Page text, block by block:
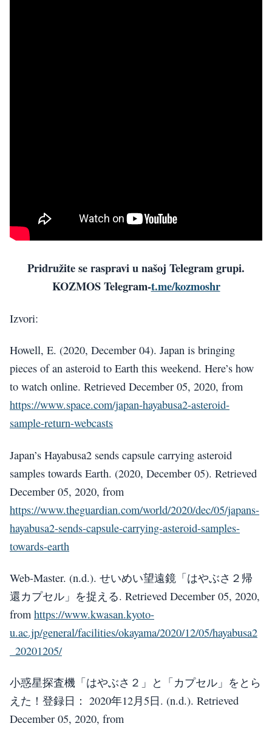
Pridružite se raspravi u našoj Telegram grupi.
KOZMOS Telegram-t.me/kozmoshr
Izvori:
Howell, E. (2020, December 04). Japan is bringing
pieces of an asteroid to Earth this weekend. Here’s how
to watch online. Retrieved December 05, 2020, from
https://www.space.com/japan-hayabusa2-asteroid-
sample-return-webcasts
Japan’s Hayabusa2 sends capsule carrying asteroid
samples towards Earth. (2020, December 05). Retrieved
December 05, 2020, from
https://www.theguardian.com/world/2020/dec/05/japans-
hayabusa2-sends-capsule-carrying-asteroid-samples-
towards-earth
Web-Master. (n.d.). せいめい望遠鏡「はやぶさ２帰
還カプセル」を捉える. Retrieved December 05, 2020,
from https://www.kwasan.kyoto-
u.ac.jp/general/facilities/okayama/2020/12/05/hayabusa2
_20201205/
小惑星探査機「はやぶさ２」と「カプセル」をとら
えた！登録日： 2020年12月5日. (n.d.). Retrieved
December 05, 2020, from